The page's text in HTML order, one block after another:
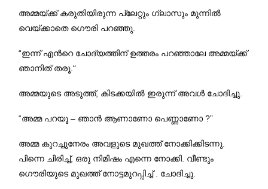
അമ്മയ്ക്ക് കരുതിയിരുന്ന പ്ലേറ്റും ഗ്ലാസും മുന്നില്‍
വെയ്ക്കാതെ ഗൌരി പറഞ്ഞു.
“ഇന്ന് എന്‍റെ ചോദ്യത്തിന് ഉത്തരം പറഞ്ഞാലേ അമ്മയ്ക്ക്
ഞാനിത് തരൂ.“
അമ്മയുടെ അടുത്ത്, കിടക്കയില്‍ ഇരുന്ന് അവള്‍ ചോദിച്ചു.
“അമ്മ പറയൂ – ഞാന്‍ ആണാണോ പെണ്ണാണോ ?”
അമ്മ കുറച്ചുനേരം അവളുടെ മുഖത്ത് നോക്കിക്കിടന്നു.
പിന്നെ ചിരിച്ച്, ഒരു നിമിഷം എന്നെ നോക്കി. വീണ്ടും
ഗൌരിയുടെ മുഖത്ത് നോട്ടമുറപ്പിച്ച് . ചോദിച്ചു.